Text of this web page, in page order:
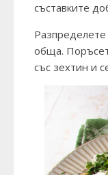
съставките
обща.
със зехтин и